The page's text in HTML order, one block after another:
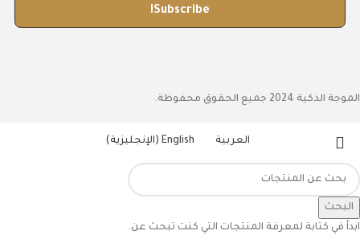
الموجة الذكية 2024 جميع الحقوق محفوظة.
البحث
ابدأ في كتابة لمعرفة المنتجات التي كنت تبحث عن.
العربية English
(الإنجليزية)